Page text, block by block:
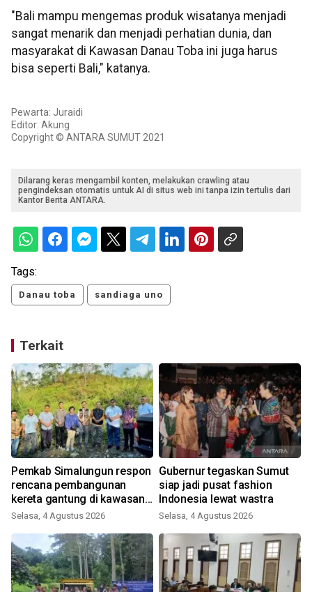
"Bali mampu mengemas produk wisatanya menjadi
sangat menarik dan menjadi perhatian dunia, dan
masyarakat di Kawasan Danau Toba ini juga harus
bisa seperti Bali," katanya.
Pewarta: Juraidi
Editor: Akung
Copyright © ANTARA SUMUT 2021
Dilarang keras mengambil konten, melakukan crawling atau
pengindeksan otomatis untuk AI di situs web ini tanpa izin tertulis dari
Kantor Berita ANTARA.
Tags:
Danau toba sandiaga uno
Terkait
Pemkab Simalungun respon
rencana pembangunan
kereta gantung di kawasan
Danau Toba
Selasa, 4 Agustus 2026
Gubernur tegaskan Sumut
siap jadi pusat fashion
Indonesia lewat wastra
Selasa, 4 Agustus 2026